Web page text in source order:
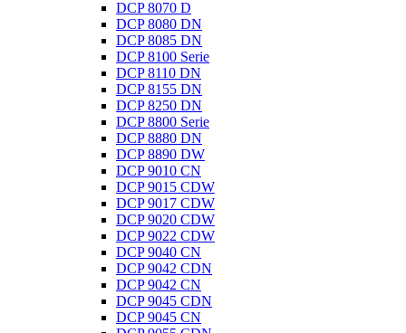
DCP 8070 D
DCP 8080 DN
DCP 8085 DN
DCP 8100 Serie
DCP 8110 DN
DCP 8155 DN
DCP 8250 DN
DCP 8800 Serie
DCP 8880 DN
DCP 8890 DW
DCP 9010 CN
DCP 9015 CDW
DCP 9017 CDW
DCP 9020 CDW
DCP 9022 CDW
DCP 9040 CN
DCP 9042 CDN
DCP 9042 CN
DCP 9045 CDN
DCP 9045 CN